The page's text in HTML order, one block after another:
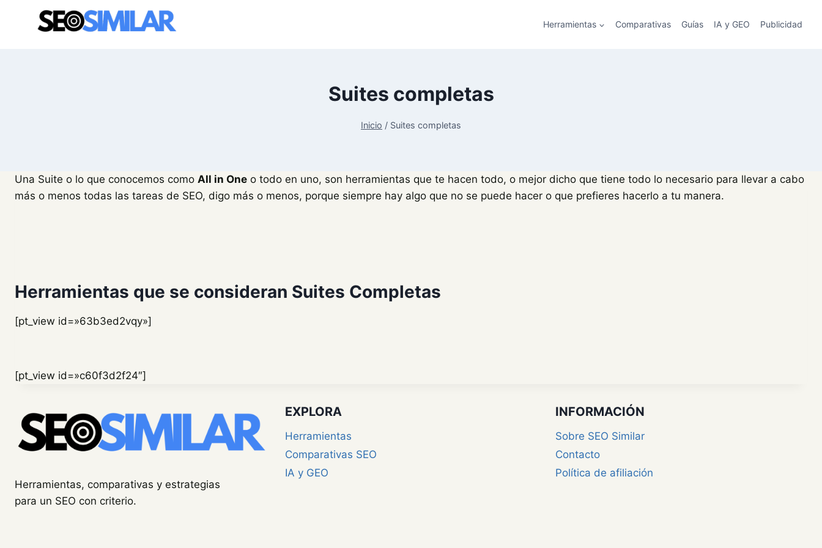
Herramientas Comparativas Guías IA y GEO Publicidad
Suites completas
Inicio / Suites completas
Una Suite o lo que conocemos como All in One o todo en uno, son herramientas que te hacen todo, o mejor dicho que tiene todo lo necesario para llevar a cabo
más o menos todas las tareas de SEO, digo más o menos, porque siempre hay algo que no se puede hacer o que prefieres hacerlo a tu manera.
Herramientas que se consideran Suites Completas
[pt_view id=»63b3ed2vqy»]
[pt_view id=»c60f3d2f24″]
Herramientas, comparativas y estrategias
para un SEO con criterio.
EXPLORA
Herramientas
Comparativas SEO
IA y GEO
INFORMACIÓN
Sobre SEO Similar
Contacto
Política de afiliación